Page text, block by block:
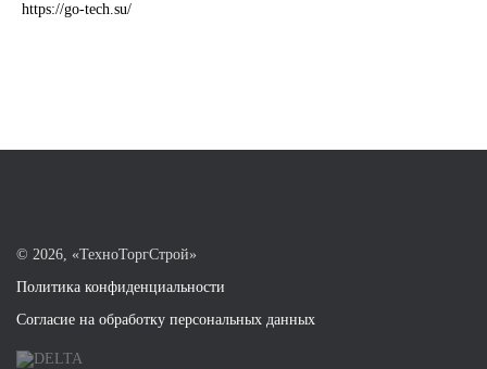
https://go-tech.su/
© 2026, «ТехноТоргСтрой»
Политика конфиденциальности
Согласие на обработку персональных данных